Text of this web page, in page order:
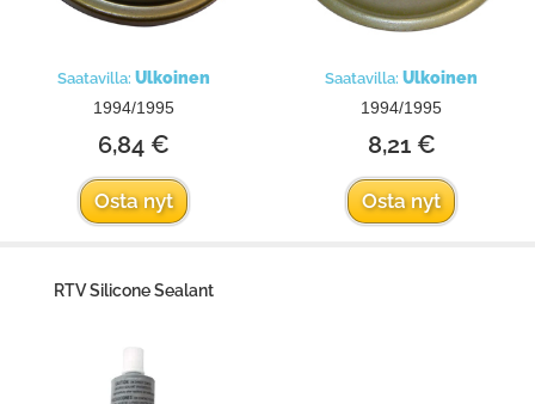
Saatavilla: Ulkoinen
1994/1995
6,84 €
Osta nyt
Saatavilla: Ulkoinen
1994/1995
8,21 €
Osta nyt
RTV Silicone Sealant